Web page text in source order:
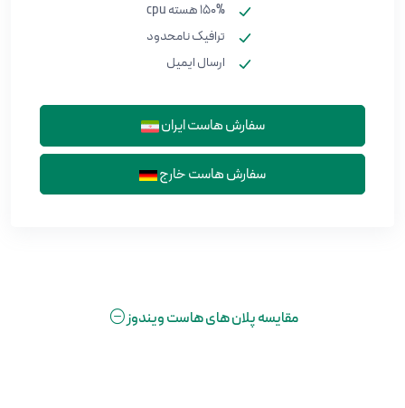
150% هسته cpu
ترافیک نامحدود
ارسال ایمیل
سفارش هاست ایران
سفارش هاست خارج
مقایسه پلان های هاست ویندوز